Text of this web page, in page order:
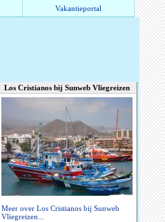
Vakantieportal
Los Cristianos bij Sunweb Vliegreizen
Meer over Los Cristianos bij Sunweb
Vliegreizen...